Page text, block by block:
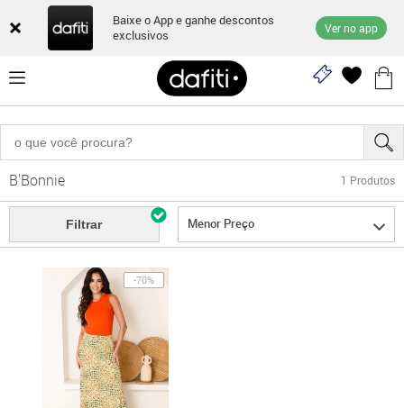
Baixe o App e ganhe descontos
exclusivos
Ver no app
B'Bonnie 1 Produtos
Filtrar Menor Preço
-70%